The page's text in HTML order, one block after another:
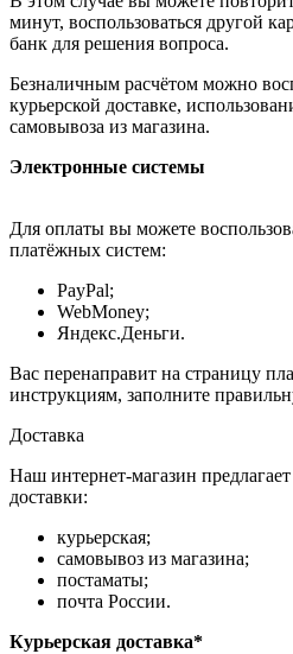
минут, воспользоваться другой
банк для решения вопроса.
Безналичным расчётом можно
курьерской доставке,
самовывоза из магазина.
Электронные системы
Для оплаты вы можете
платёжных систем:
PayPal;
WebMoney;
Яндекс.Деньги.
Вас перенаправит на страницу
инструкциям, заполните
Доставка
Наш интернет-магазин
доставки:
курьерская;
самовывоз из магазина;
постаматы;
почта России.
Курьерская доставка*